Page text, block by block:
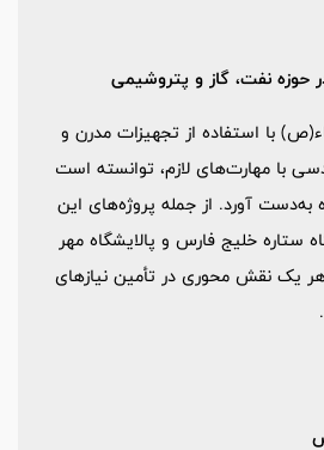
حوزه نفت، گاز و پتروشیمی
با استفاده از تجهیزات مدرن و
با مهارت‌های لازم، توانسته است
به‌دست آورد. از جمله پروژه‌های این
ستاره خلیج فارس و پالایشگاه مهر
یک نقش محوری در تأمین نیازهای